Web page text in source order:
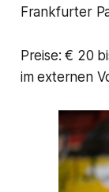
Frankfurter
Preise: € 20
im externen